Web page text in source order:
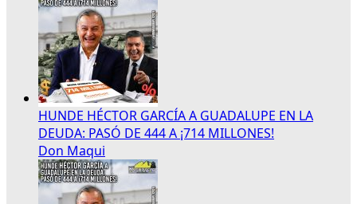
HUNDE HÉCTOR GARCÍA A GUADALUPE EN LA
DEUDA: PASÓ DE 444 A ¡714 MILLONES!
Don Maqui